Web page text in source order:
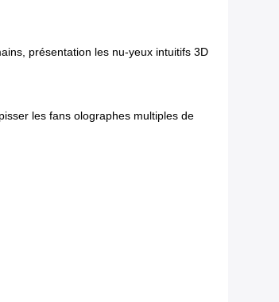
présentation les nu-yeux intuitifs 3D
les fans olographes multiples de